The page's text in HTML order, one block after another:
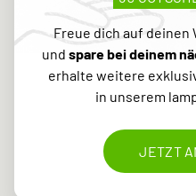
Freue dich auf
und spare bei deinem
erhalte weitere
in unserem
JETZT